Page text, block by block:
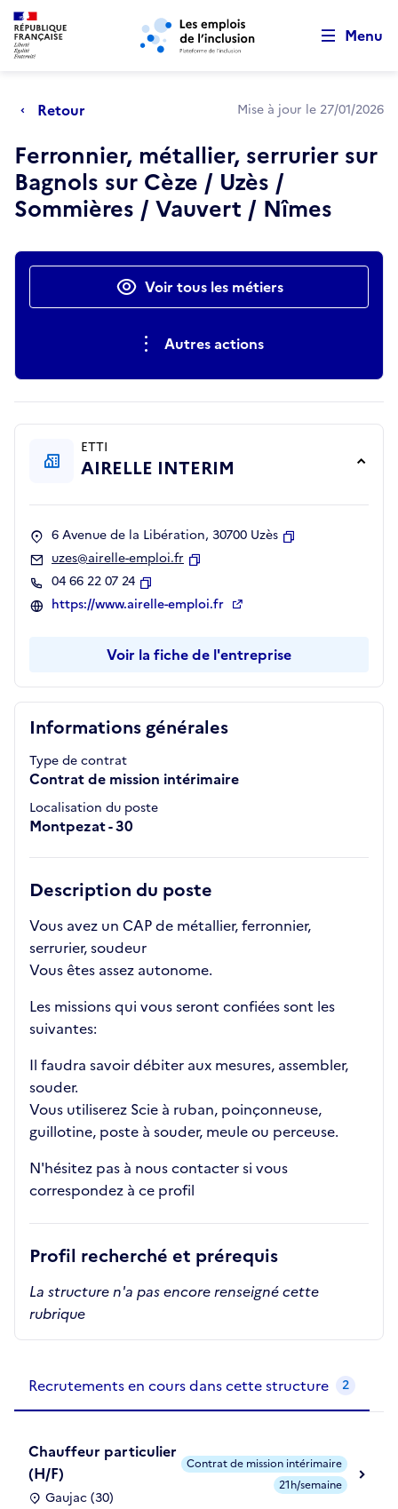
Aller au menu principal Aller au contenu principal
Menu
Retour Mise à jour le 27/01/2026
Ferronnier, métallier, serrurier sur
Bagnols sur Cèze / Uzès /
Sommières / Vauvert / Nîmes
Actions rapidesVoir tous les métiers
Autres actions
Informations générales
Type de contrat
Contrat de mission intérimaire
Localisation du poste
Montpezat - 30
Description du poste
Vous avez un CAP de métallier, ferronnier,
serrurier, soudeur
Vous êtes assez autonome.
Les missions qui vous seront confiées sont les
suivantes:
Il faudra savoir débiter aux mesures, assembler,
souder.
Vous utiliserez Scie à ruban, poinçonneuse,
guillotine, poste à souder, meule ou perceuse.
N'hésitez pas à nous contacter si vous
correspondez à ce profil
Profil recherché et prérequis
La structure n'a pas encore renseigné cette
rubrique
ETTI
AIRELLE INTERIM
6 Avenue de la Libération, 30700 Uzès
uzes@airelle-emploi.fr
04 66 22 07 24
Copier
https://www.airelle-emploi.fr
Voir la fiche de l'entreprise
Recrutements en cours dans cette structure 2
Chauffeur particulier
(H/F)
Gaujac (30)
Contrat de mission intérimaire
21h/semaine
Retour au début de la page
Panneau de gestion des cookies